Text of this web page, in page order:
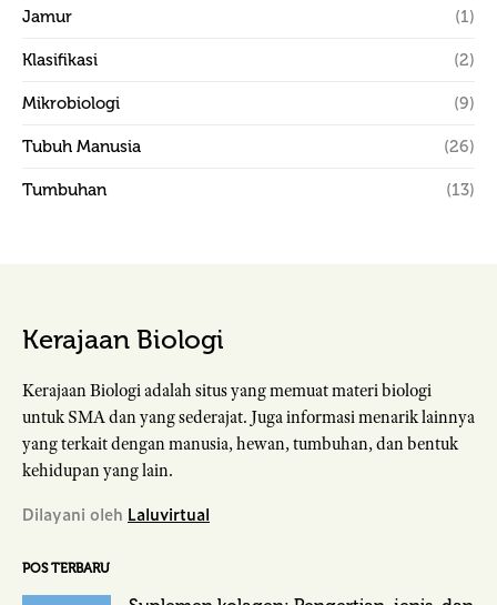
Jamur (1)
Klasifikasi (2)
Mikrobiologi (9)
Tubuh Manusia (26)
Tumbuhan (13)
Kerajaan Biologi
Kerajaan Biologi adalah situs yang memuat materi biologi
untuk SMA dan yang sederajat. Juga informasi menarik lainnya
yang terkait dengan manusia, hewan, tumbuhan, dan bentuk
kehidupan yang lain.
Dilayani oleh Laluvirtual
POS TERBARU